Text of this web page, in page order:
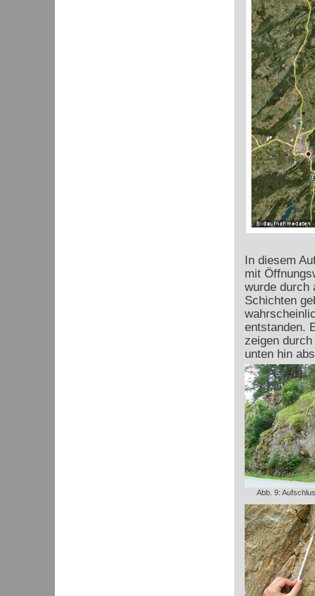
In diesem
mit
wurde durch
Schichten
entstanden.
zeigen
unten hin
Abb. 9: